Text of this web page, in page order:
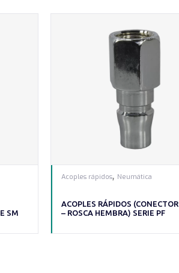
SM
Acoples rápidos Neumática
ACOPLES RÁPIDOS
– ROSCA HEMBRA) SERIE PF